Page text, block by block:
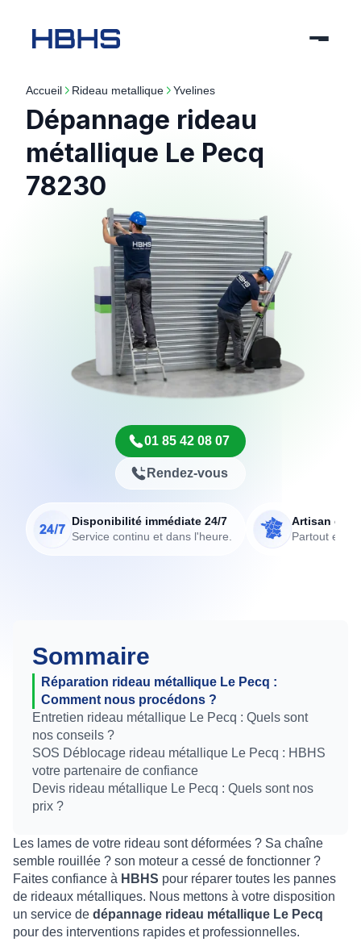
Accueil rideau metallique yvelines
Dépannage rideau
métallique Le Pecq
78230
01 85 42 08 07
Rendez-vous
Disponibilité immédiate 24/7
Service continu et dans l'heure.
Artisan de
Partout en
Sommaire
Réparation rideau métallique Le Pecq :
Comment nous procédons ?
Entretien rideau métallique Le Pecq : Quels sont
nos conseils ?
SOS Déblocage rideau métallique Le Pecq : HBHS
votre partenaire de confiance
Devis rideau métallique Le Pecq : Quels sont nos
prix ?
Les lames de votre rideau sont déformées ? Sa chaîne
semble rouillée ? son moteur a cessé de fonctionner ?
Faites confiance à HBHS pour réparer toutes les pannes
de rideaux métalliques. Nous mettons à votre disposition
un service de dépannage rideau métallique Le Pecq
pour des interventions rapides et professionnelles.